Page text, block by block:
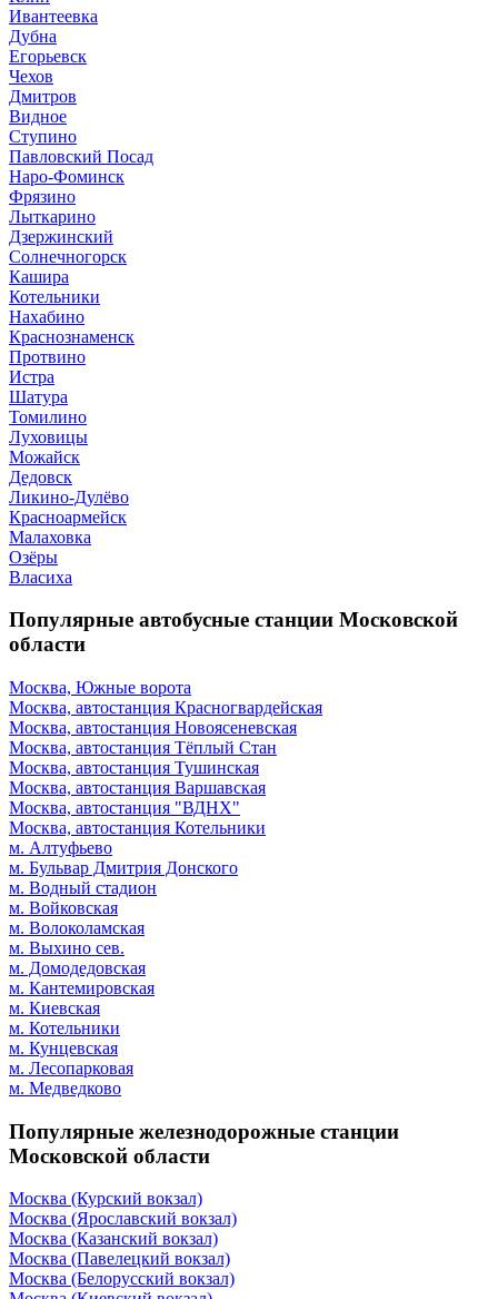
Ивантеевка
Дубна
Егорьевск
Чехов
Дмитров
Видное
Ступино
Павловский Посад
Наро-Фоминск
Фрязино
Лыткарино
Дзержинский
Солнечногорск
Кашира
Котельники
Нахабино
Краснознаменск
Протвино
Истра
Шатура
Томилино
Луховицы
Можайск
Дедовск
Ликино-Дулёво
Красноармейск
Малаховка
Озёры
Власиха
Популярные автобусные станции Московской
области
Москва, Южные ворота
Москва, автостанция Красногвардейская
Москва, автостанция Новоясеневская
Москва, автостанция Тёплый Стан
Москва, автостанция Тушинская
Москва, автостанция Варшавская
Москва, автостанция "ВДНХ"
Москва, автостанция Котельники
м. Алтуфьево
м. Бульвар Дмитрия Донского
м. Водный стадион
м. Войковская
м. Волоколамская
м. Выхино сев.
м. Домодедовская
м. Кантемировская
м. Киевская
м. Котельники
м. Кунцевская
м. Лесопарковая
м. Медведково
Популярные железнодорожные станции
Московской области
Москва (Курский вокзал)
Москва (Ярославский вокзал)
Москва (Казанский вокзал)
Москва (Павелецкий вокзал)
Москва (Белорусский вокзал)